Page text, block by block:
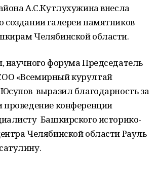
А.С.Кутлухужина внесла
создании галереи памятников
Челябинской области.
научного форума Председатель
«Всемирный курултай
выразил благодарность за
проведение конференции
Башкирского историко-
Челябинской области Рауль